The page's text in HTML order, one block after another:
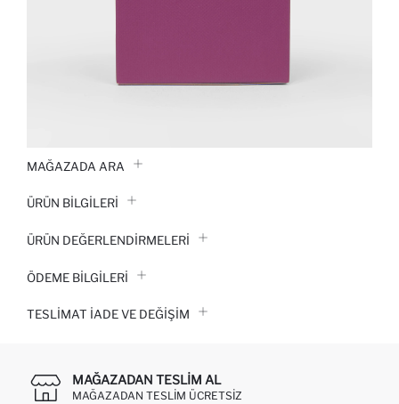
MAĞAZADA ARA
ÜRÜN BILGILERI
ÜRÜN DEĞERLENDİRMELERİ
ÖDEME BİLGİLERİ
TESLIMAT İADE VE DEĞIŞIM
MAĞAZADAN TESLIM AL
MAĞAZADAN TESLIM ÜCRETSIZ